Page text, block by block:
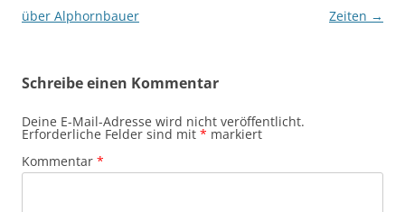
über Alphornbauer
Zeiten →
Schreibe einen Kommentar
Deine E-Mail-Adresse wird nicht veröffentlicht.
Erforderliche Felder sind mit * markiert
Kommentar *